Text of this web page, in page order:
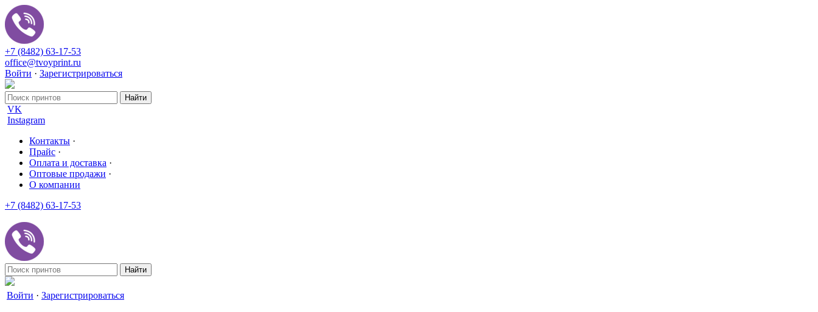
+7 (8482) 63-17-53
office@tvoyprint.ru
Войти · Зарегистрироваться
VK
Instagram
Контакты ·
Прайс ·
Оплата и доставка ·
Оптовые продажи ·
О компании
+7 (8482) 63-17-53
Войти · Зарегистрироваться